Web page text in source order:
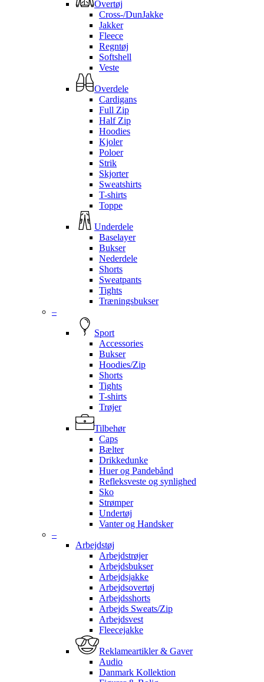
Overtøj
Cross-/DunJakke
Jakker
Fleece
Regntøj
Softshell
Veste
Overdele
Cardigans
Full Zip
Half Zip
Hoodies
Kjoler
Poloer
Strik
Skjorter
Sweatshirts
T-shirts
Toppe
Underdele
Baselayer
Bukser
Nederdele
Shorts
Sweatpants
Tights
Træningsbukser
–
Sport
Accessories
Bukser
Hoodies/Zip
Shorts
Tights
T-shirts
Trøjer
Tilbehør
Caps
Bælter
Drikkedunke
Huer og Pandebånd
Refleksveste og synlighed
Sko
Strømper
Undertøj
Vanter og Handsker
–
Arbejdstøj
Arbejdstrøjer
Arbejdsbukser
Arbejdsjakke
Arbejdsovertøj
Arbejdsshorts
Arbejds Sweats/Zip
Arbejdsvest
Fleecejakke
Reklameartikler & Gaver
Audio
Danmark Kollektion